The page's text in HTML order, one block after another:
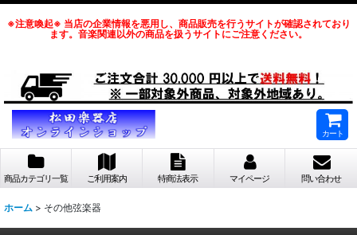
※注意喚起※ 当店の企業情報を悪用し、商品販売を行うサイトが確認されており
ます。音楽関連以外の商品を扱うサイトにご注意ください。
カート
商品カテゴリ一覧 ご利用案内 特商法表示 マイページ 問い合わせ
ホーム > その他弦楽器